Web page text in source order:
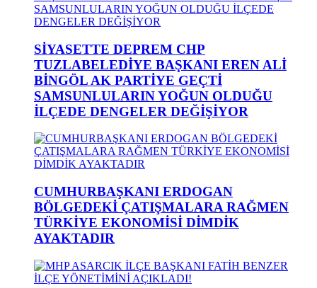
SİYASETTE DEPREM CHP
TUZLABELEDİYE BAŞKANI EREN ALİ
BİNGÖL AK PARTİYE GEÇTİ
SAMSUNLULARIN YOĞUN OLDUĞU
İLÇEDE DENGELER DEĞİŞİYOR
CUMHURBAŞKANI ERDOGAN
BÖLGEDEKİ ÇATIŞMALARA RAĞMEN
TÜRKİYE EKONOMİSİ DİMDİK
AYAKTADIR